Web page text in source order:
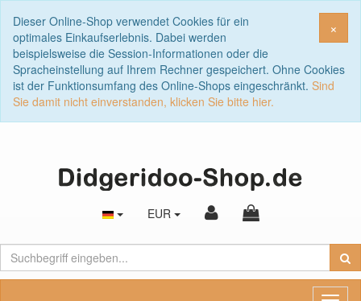
×
Dieser Online-Shop verwendet Cookies für ein
optimales Einkaufserlebnis. Dabei werden
beispielsweise die Session-Informationen oder die
Spracheinstellung auf Ihrem Rechner gespeichert. Ohne Cookies
ist der Funktionsumfang des Online-Shops eingeschränkt. Sind
Sie damit nicht einverstanden, klicken Sie bitte hier.
EUR